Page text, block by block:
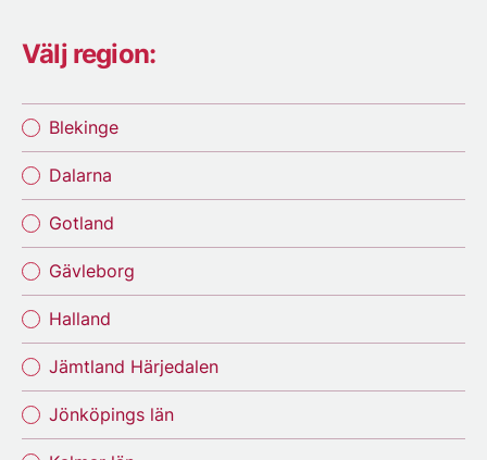
Välj region:
Blekinge
Dalarna
Gotland
Gävleborg
Halland
Jämtland Härjedalen
Jönköpings län